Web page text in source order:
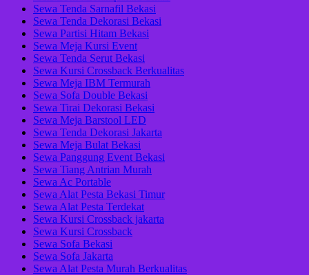
Sewa Tenda Sarnafil Bekasi
Sewa Tenda Dekorasi Bekasi
Sewa Partisi Hitam Bekasi
Sewa Meja Kursi Event
Sewa Tenda Serut Bekasi
Sewa Kursi Crossback Berkualitas
Sewa Meja IBM Termurah
Sewa Sofa Double Bekasi
Sewa Tirai Dekorasi Bekasi
Sewa Meja Barstool LED
Sewa Tenda Dekorasi Jakarta
Sewa Meja Bulat Bekasi
Sewa Panggung Event Bekasi
Sewa Tiang Antrian Murah
Sewa Ac Portable
Sewa Alat Pesta Bekasi Timur
Sewa Alat Pesta Terdekat
Sewa Kursi Crossback jakarta
Sewa Kursi Crossback
Sewa Sofa Bekasi
Sewa Sofa Jakarta
Sewa Alat Pesta Murah Berkualitas